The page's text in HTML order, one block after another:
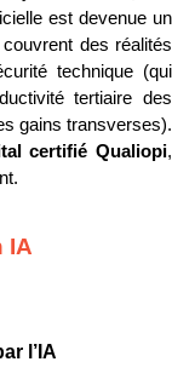
est devenue un
des réalités
technique (qui
tertiaire des
gains transverses).
certifié Qualiopi,
IA
l’IA